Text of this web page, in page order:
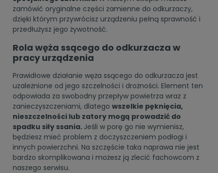
zamówić oryginalne części zamienne do odkurzaczy,
dzięki którym przywrócisz urządzeniu pełną sprawność i
przedłużysz jego żywotność.
Rola węża ssącego do odkurzacza w
pracy urządzenia
Prawidłowe działanie węża ssącego do odkurzacza jest
uzależnione od jego szczelności i drożności. Element ten
odpowiada za swobodny przepływ powietrza wraz z
zanieczyszczeniami, dlatego wszelkie pęknięcia,
nieszczelności lub zatory mogą prowadzić do
spadku siły ssania. Jeśli w porę go nie wymienisz,
będziesz mieć problem z doczyszczeniem podłogi i
innych powierzchni. Na szczęście taka naprawa nie jest
bardzo skomplikowana i możesz ją zlecić fachowcom z
naszego serwisu.